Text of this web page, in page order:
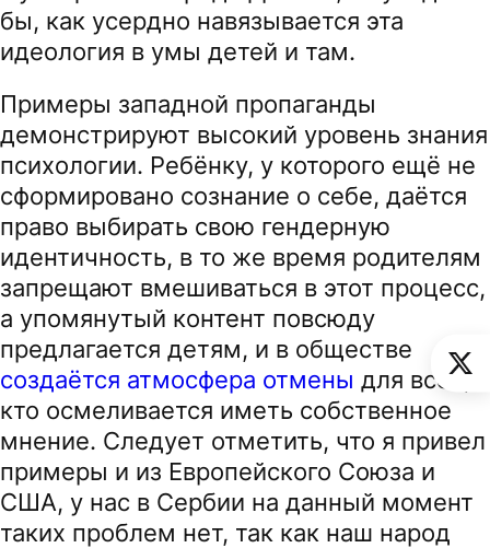
бы, как усердно навязывается эта
идеология в умы детей и там.
Примеры западной пропаганды
демонстрируют высокий уровень знания
психологии. Ребёнку, у которого ещё не
сформировано сознание о себе, даётся
право выбирать свою гендерную
идентичность, в то же время родителям
запрещают вмешиваться в этот процесс,
а упомянутый контент повсюду
предлагается детям, и в обществе
создаётся атмосфера отмены для всех,
кто осмеливается иметь собственное
мнение. Следует отметить, что я привел
примеры и из Европейского Союза и
США, у нас в Сербии на данный момент
таких проблем нет, так как наш народ